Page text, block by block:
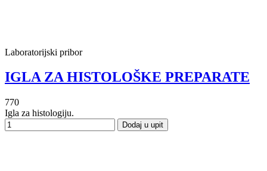
Laboratorijski pribor
IGLA ZA HISTOLOŠKE PREPARATE
770
Igla za histologiju.
Dodaj u upit